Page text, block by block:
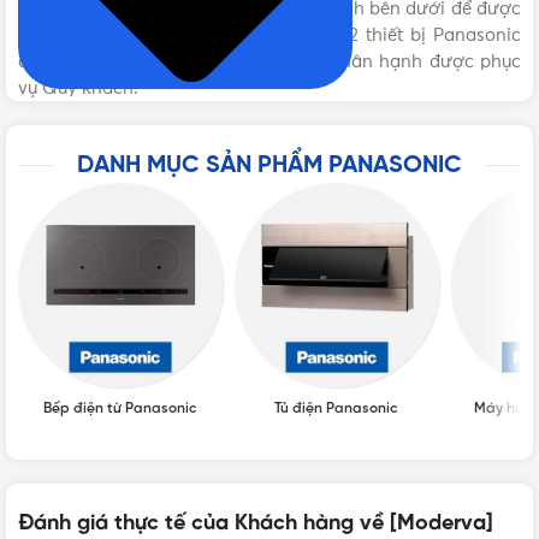
Vui lòng liên hệ Vật Tư 365 theo các kênh bên dưới để được
tư vấn mua sản phẩm [Moderva] Mặt 2 thiết bị Panasonic
chính hãng với giá tốt nhất nhé! Rất hân hạnh được phục
vụ Quý khách.
VẬT TƯ 365 - NHÀ PHÂN PHỐI THIẾT BỊ ĐIỆN NƯỚC
DANH MỤC SẢN PHẨM PANASONIC
Bếp điện từ Panasonic Tủ điện Panasonic Máy hút
Đánh giá thực tế của Khách hàng về [Moderva]